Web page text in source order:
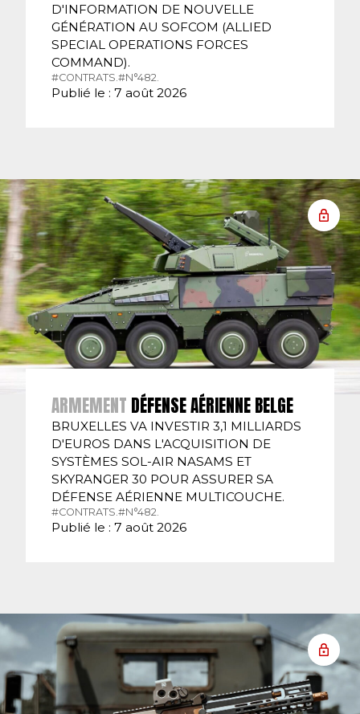
D'INFORMATION DE NOUVELLE
GÉNÉRATION AU SOFCOM (ALLIED
SPECIAL OPERATIONS FORCES
COMMAND).
#CONTRATS. #N°482.
Publié le : 7 août 2026
ARMEMENT DÉFENSE AÉRIENNE BELGE
BRUXELLES VA INVESTIR 3,1 MILLIARDS
D'EUROS DANS L'ACQUISITION DE
SYSTÈMES SOL-AIR NASAMS ET
SKYRANGER 30 POUR ASSURER SA
DÉFENSE AÉRIENNE MULTICOUCHE.
#CONTRATS.#N°482.
Publié le : 7 août 2026